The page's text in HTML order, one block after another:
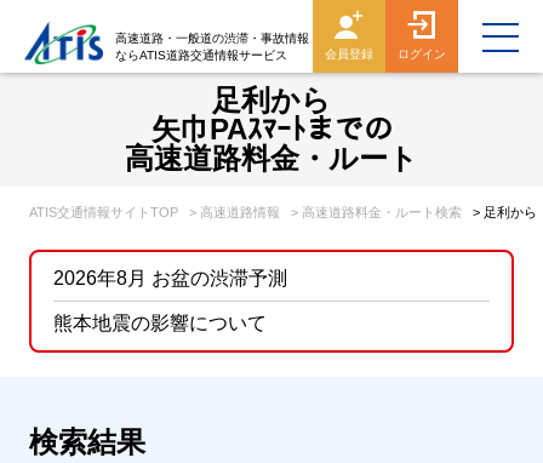
高速道路・一般道の渋滞・事故情報
ならATIS道路交通情報サービス
会員登録 ログイン
足利から
矢巾PAｽﾏｰﾄまでの
高速道路料金・ルート
ATIS交通情報サイトTOP > 高速道路情報 > 高速道路料金・ルート検索 > 足利から
2026年8月 お盆の渋滞予測
熊本地震の影響について
検索結果